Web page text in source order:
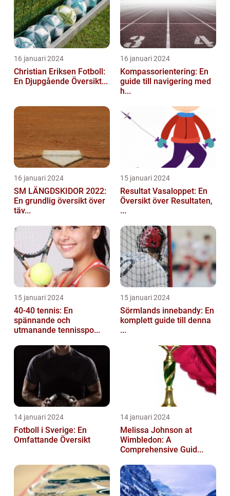
16 januari 2024
Christian Eriksen Fotboll:
En Djupgående Översikt...
16 januari 2024
Kompassorientering: En
guide till navigering med
h...
16 januari 2024
SM LÄNGDSKIDOR 2022:
En grundlig översikt över
täv...
15 januari 2024
Resultat Vasaloppet: En
Översikt över Resultaten,
...
15 januari 2024
40-40 tennis: En
spännande och
utmanande tennisspo...
15 januari 2024
Sörmlands innebandy: En
komplett guide till denna
...
14 januari 2024
Fotboll i Sverige: En
Omfattande Översikt
14 januari 2024
Melissa Johnson at
Wimbledon: A
Comprehensive Guid...